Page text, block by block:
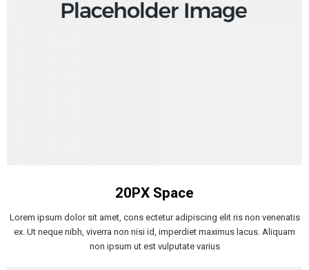
20PX Space
Lorem ipsum dolor sit amet, cons ectetur adipiscing elit ris non venenatis
ex. Ut neque nibh, viverra non nisi id, imperdiet maximus lacus. Aliquam
non ipsum ut est vulputate varius